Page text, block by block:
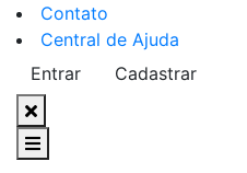
Contato
Central de Ajuda
Entrar
Cadastrar